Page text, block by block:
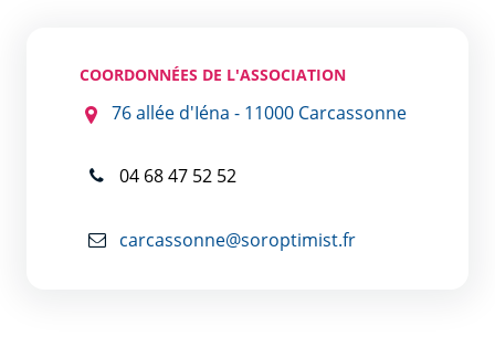
COORDONNÉES DE L'ASSOCIATION
76 allée d'Iéna - 11000 Carcassonne
04 68 47 52 52
carcassonne@soroptimist.fr